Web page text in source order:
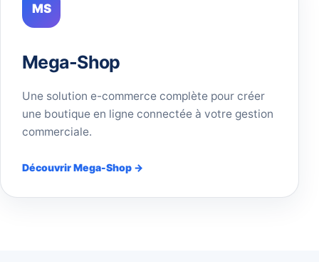
MS
Mega-Shop
Une solution e-commerce complète pour créer
une boutique en ligne connectée à votre gestion
commerciale.
Découvrir Mega-Shop →